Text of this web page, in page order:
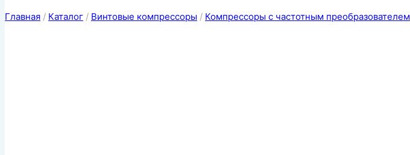
Главная / Каталог / Винтовые компрессоры / Компрессоры с частотным преобразователем